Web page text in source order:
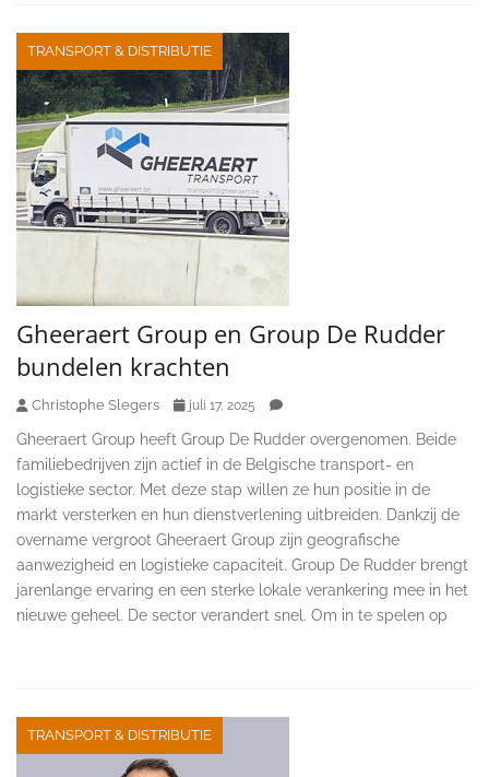
TRANSPORT & DISTRIBUTIE
Gheeraert Group en Group De Rudder
bundelen krachten
Christophe Slegers juli 17, 2025
Gheeraert Group heeft Group De Rudder overgenomen. Beide
familiebedrijven zijn actief in de Belgische transport- en
logistieke sector. Met deze stap willen ze hun positie in de
markt versterken en hun dienstverlening uitbreiden. Dankzij de
overname vergroot Gheeraert Group zijn geografische
aanwezigheid en logistieke capaciteit. Group De Rudder brengt
jarenlange ervaring en een sterke lokale verankering mee in het
nieuwe geheel. De sector verandert snel. Om in te spelen op
TRANSPORT & DISTRIBUTIE